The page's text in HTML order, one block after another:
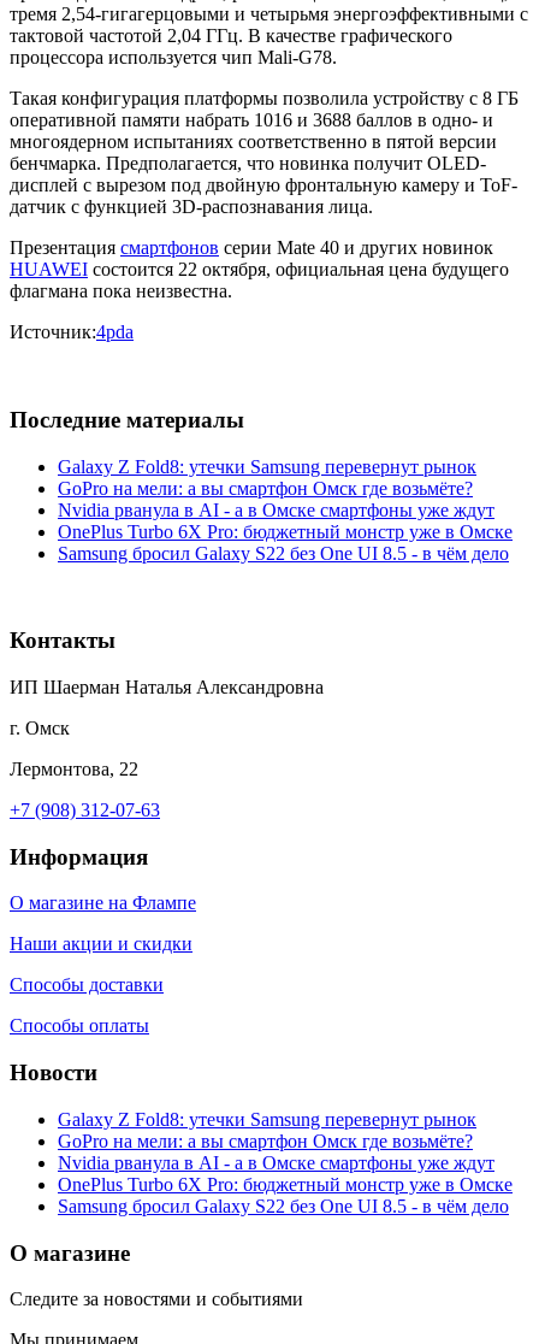
тремя 2,54-гигагерцовыми и четырьмя энергоэффективными с
тактовой частотой 2,04 ГГц. В качестве графического
процессора используется чип Mali-G78.
Такая конфигурация платформы позволила устройству с 8 ГБ
оперативной памяти набрать 1016 и 3688 баллов в одно- и
многоядерном испытаниях соответственно в пятой версии
бенчмарка. Предполагается, что новинка получит OLED-
дисплей с вырезом под двойную фронтальную камеру и ToF-
датчик с функцией 3D-распознавания лица.
Презентация смартфонов серии Mate 40 и других новинок
HUAWEI состоится 22 октября, официальная цена будущего
флагмана пока неизвестна.
Источник:4pda
Последние материалы
Galaxy Z Fold8: утечки Samsung перевернут рынок
GoPro на мели: а вы смартфон Омск где возьмёте?
Nvidia рванула в AI - а в Омске смартфоны уже ждут
OnePlus Turbo 6X Pro: бюджетный монстр уже в Омске
Samsung бросил Galaxy S22 без One UI 8.5 - в чём дело
Контакты
ИП Шаерман Наталья Александровна
г. Омск
Лермонтова, 22
+7 (908) 312-07-63
Информация
О магазине на Флампе
Наши акции и скидки
Способы доставки
Способы оплаты
Новости
Galaxy Z Fold8: утечки Samsung перевернут рынок
GoPro на мели: а вы смартфон Омск где возьмёте?
Nvidia рванула в AI - а в Омске смартфоны уже ждут
OnePlus Turbo 6X Pro: бюджетный монстр уже в Омске
Samsung бросил Galaxy S22 без One UI 8.5 - в чём дело
О магазине
Следите за новостями и событиями